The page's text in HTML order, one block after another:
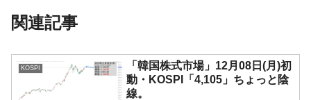
関連記事
KOSPI
「韓国株式市場」12月08日(月)初
動・KOSPI「4,105」ちょっと陰
線。